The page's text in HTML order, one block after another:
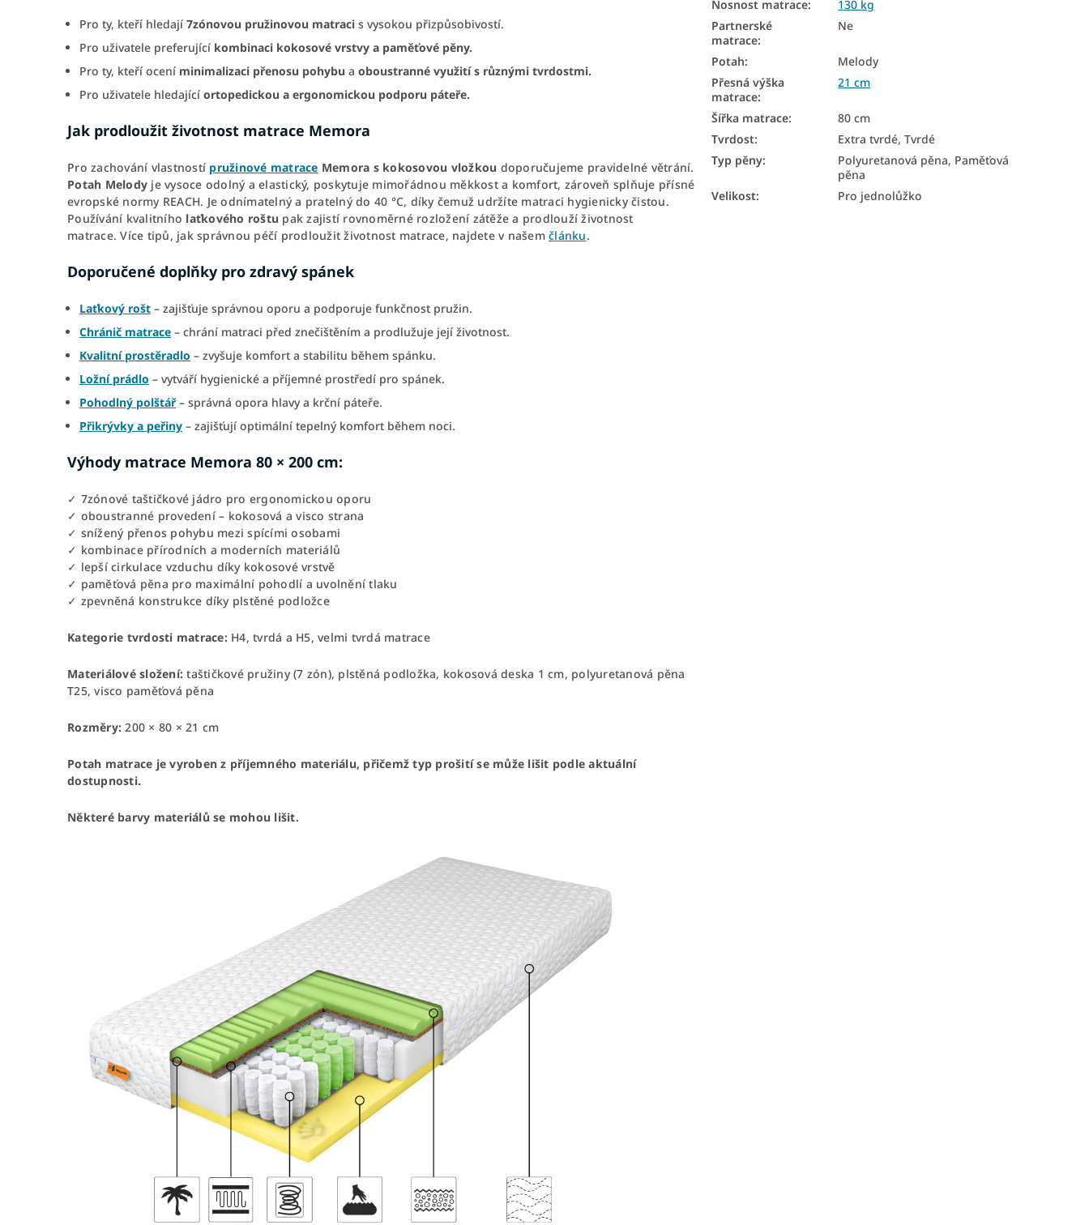
Pro ty, kteří hledají 7zónovou pružinovou matraci s vysokou přizpůsobivostí.
Pro uživatele preferující kombinaci kokosové vrstvy a paměťové pěny.
Pro ty, kteří ocení minimalizaci přenosu pohybu a oboustranné využití s různými tvrdostmi.
Pro uživatele hledající ortopedickou a ergonomickou podporu páteře.
Jak prodloužit životnost matrace Memora
Pro zachování vlastností pružinové matrace Memora s kokosovou vložkou doporučujeme pravidelné větrání.
Potah Melody je vysoce odolný a elastický, poskytuje mimořádnou měkkost a komfort, zároveň splňuje přísné
evropské normy REACH. Je odnímatelný a pratelný do 40 °C, díky čemuž udržíte matraci hygienicky čistou.
Používání kvalitního laťkového roštu pak zajistí rovnoměrné rozložení zátěže a prodlouží životnost
matrace. Více tipů, jak správnou péčí prodloužit životnost matrace, najdete v našem článku.
Doporučené doplňky pro zdravý spánek
Laťkový rošt – zajišťuje správnou oporu a podporuje funkčnost pružin.
Chránič matrace – chrání matraci před znečištěním a prodlužuje její životnost.
Kvalitní prostěradlo – zvyšuje komfort a stabilitu během spánku.
Ložní prádlo – vytváří hygienické a příjemné prostředí pro spánek.
Pohodlný polštář– správná opora hlavy a krční páteře.
Přikrývky a peřiny – zajišťují optimální tepelný komfort během noci.
Výhody matrace Memora 80 × 200 cm:
✓ 7zónové taštičkové jádro pro ergonomickou oporu
✓ oboustranné provedení – kokosová a visco strana
✓ snížený přenos pohybu mezi spícími osobami
✓ kombinace přírodních a moderních materiálů
✓ lepší cirkulace vzduchu díky kokosové vrstvě
✓ paměťová pěna pro maximální pohodlí a uvolnění tlaku
✓ zpevněná konstrukce díky plstěné podložce
Kategorie tvrdosti matrace: H4, tvrdá a H5, velmi tvrdá matrace
Materiálové složení: taštičkové pružiny (7 zón), plstěná podložka, kokosová deska 1 cm, polyuretanová pěna
T25, visco paměťová pěna
Rozměry: 200 × 80 × 21 cm
Potah matrace je vyroben z příjemného materiálu, přičemž typ prošití se může lišit podle aktuální
dostupnosti.
Některé barvy materiálů se mohou lišit.
Nosnost matrace:
130 kg
Partnerské
matrace:
Ne
Potah:
Melody
Přesná výška
matrace:
21 cm
Šířka matrace:
80 cm
Tvrdost:
Extra tvrdé, Tvrdé
Typ pěny:
Polyuretanová pěna, Paměťová
pěna
Velikost: Pro jednolůžko